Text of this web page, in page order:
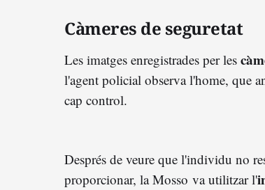
Càmeres de seguretat
Les imatges enregistrades per les
l'agent policial observa l'home, que
cap control.
Després de veure que l'individu no
proporcionar, la Mosso va utilitzar l'